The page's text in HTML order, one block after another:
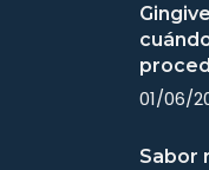
01/06/
Sabor